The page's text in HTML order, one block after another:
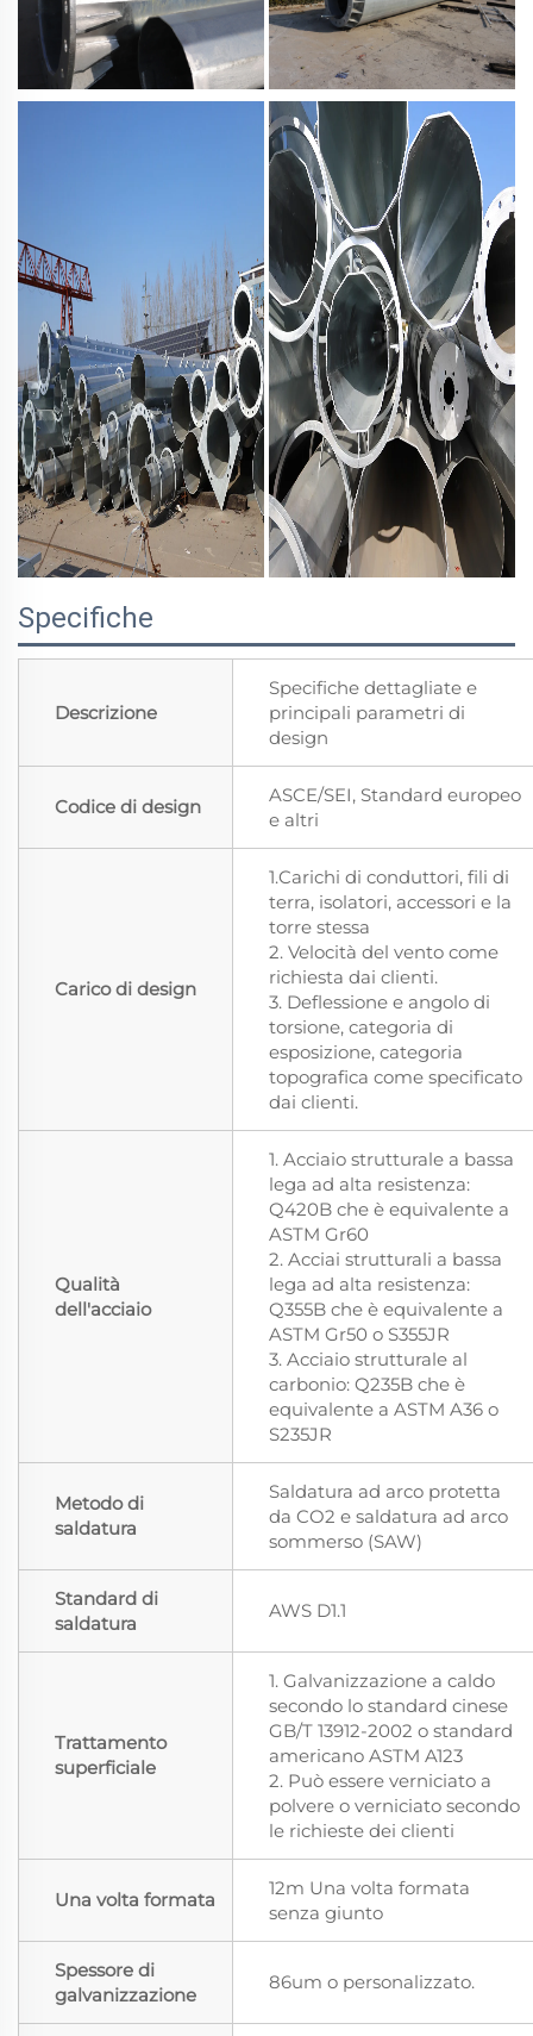
Specifiche
Descrizione
Specifiche dettagliate e
principali parametri di
design
Codice di design
ASCE/SEI, Standard europeo
e altri
Carico di design
1.Carichi di conduttori, fili di
terra, isolatori, accessori e la
torre stessa
2. Velocità del vento come
richiesta dai clienti.
3. Deflessione e angolo di
torsione, categoria di
esposizione, categoria
topografica come specificato
dai clienti.
Qualità
dell'acciaio
1. Acciaio strutturale a bassa
lega ad alta resistenza:
Q420B che è equivalente a
ASTM Gr60
2. Acciai strutturali a bassa
lega ad alta resistenza:
Q355B che è equivalente a
ASTM Gr50 o S355JR
3. Acciaio strutturale al
carbonio: Q235B che è
equivalente a ASTM A36 o
S235JR
Metodo di
saldatura
Saldatura ad arco protetta
da CO2 e saldatura ad arco
sommerso (SAW)
Standard di
saldatura
AWS D1.1
Trattamento
superficiale
1. Galvanizzazione a caldo
secondo lo standard cinese
GB/T 13912-2002 o standard
americano ASTM A123
2. Può essere verniciato a
polvere o verniciato secondo
le richieste dei clienti
Una volta formata
12m Una volta formata
senza giunto
Spessore di
galvanizzazione
86um o personalizzato.